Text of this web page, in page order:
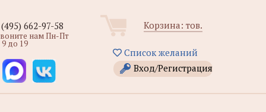
Корзина: тов.
Список желаний
Вход/Регистрация
662-97-58
нам Пн-Пт
9 до 19